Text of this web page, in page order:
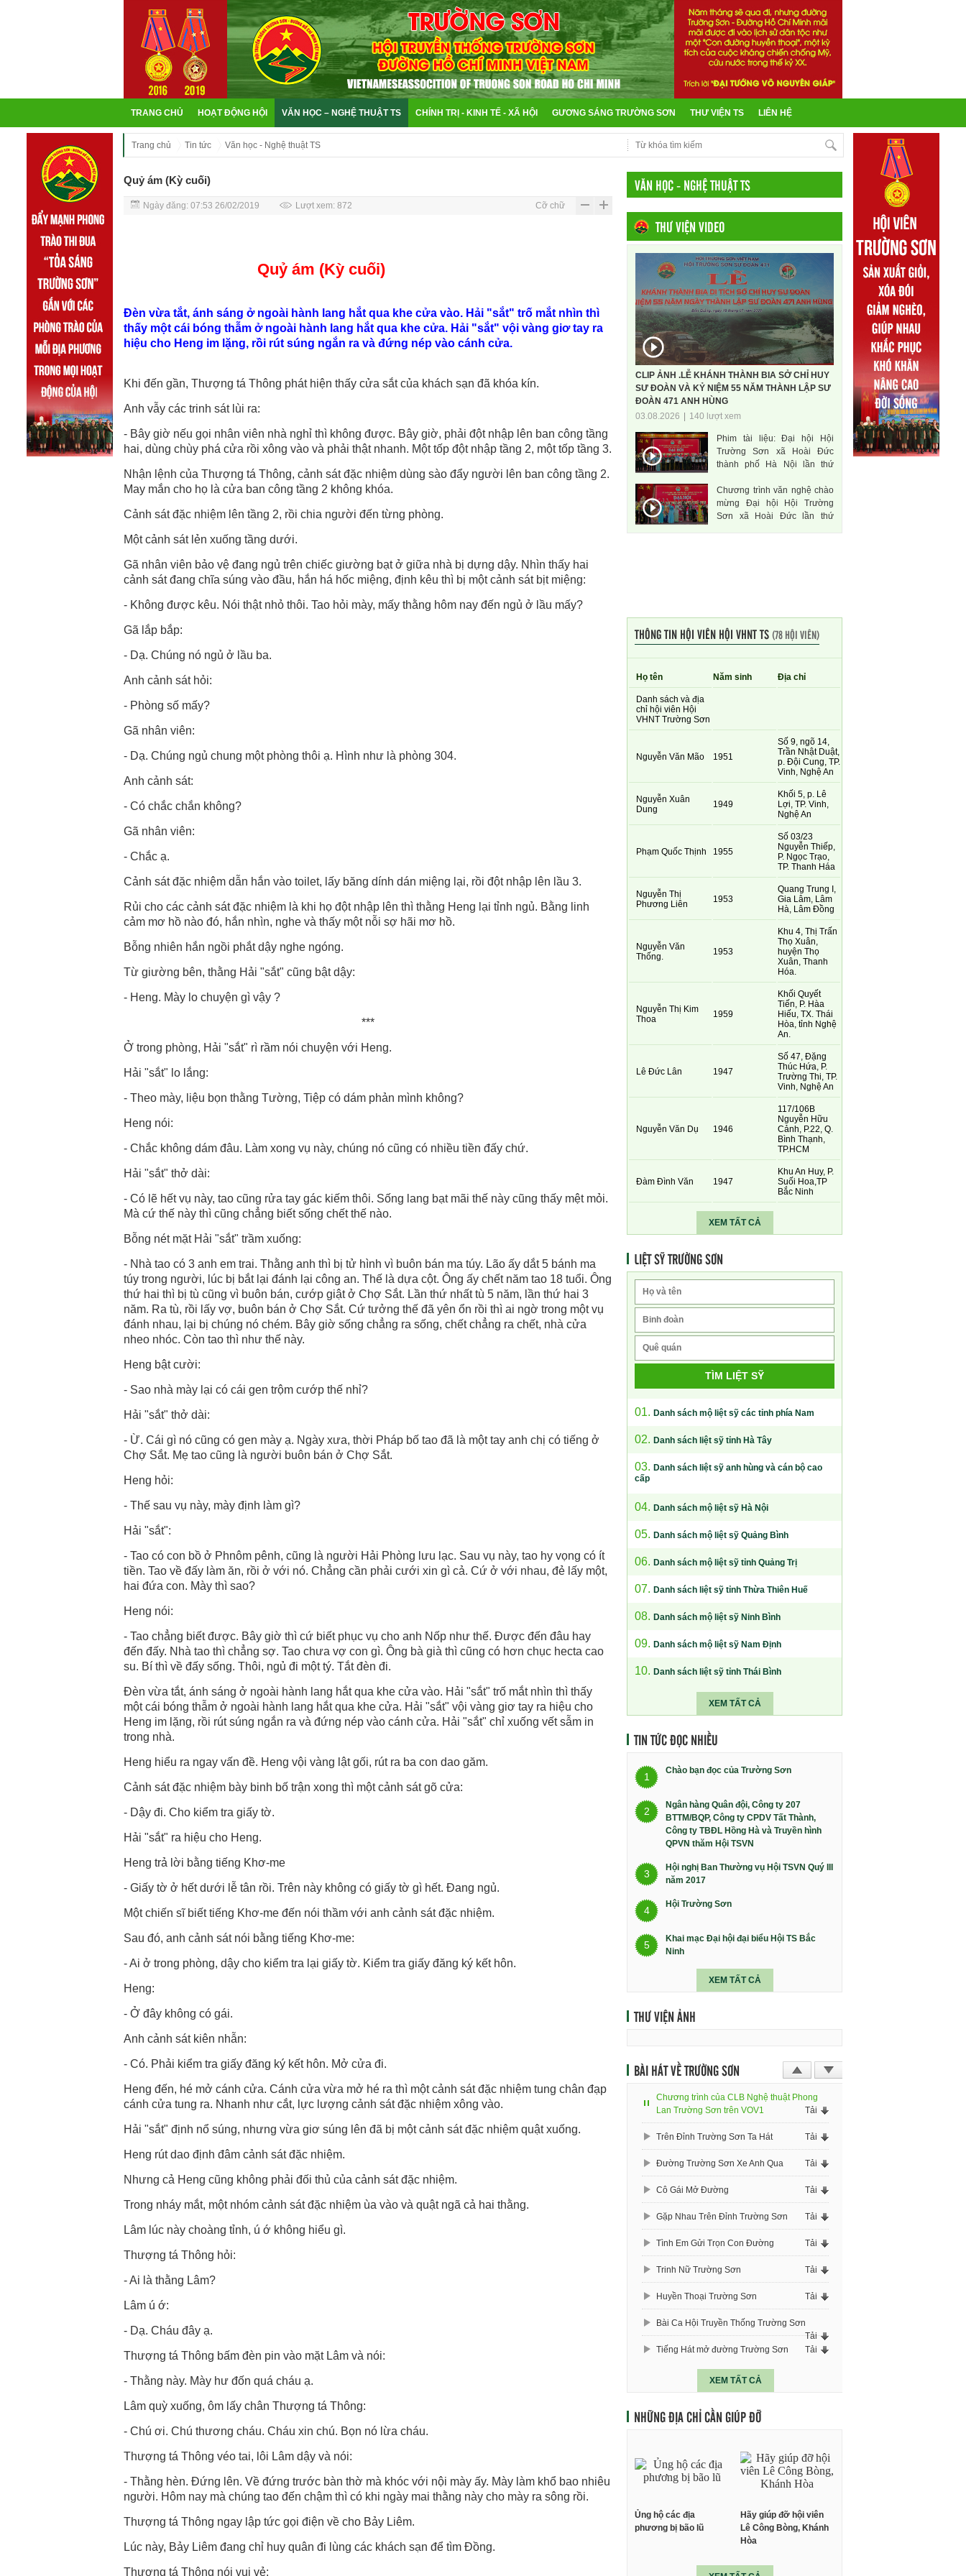
TRANG CHỦ HOẠT ĐỘNG HỘI VĂN HỌC – NGHỆ THUẬT TS CHÍNH TRỊ - KINH TẾ - XÃ HỘI GƯƠNG SÁNG TRƯỜNG SƠN THƯ VIỆN TS LIÊN HỆ
Trang chủ Tin tức Văn học - Nghệ thuật TS
Quỷ ám (Kỳ cuối)
Ngày đăng: 07:53 26/02/2019 Lượt xem: 872 Cỡ chữ
Quỷ ám (Kỳ cuối)
Đèn vừa tắt, ánh sáng ở ngoài hành lang hắt qua khe cửa vào. Hải "sắt" trố mắt nhìn thì
thấy một cái bóng thẫm ở ngoài hành lang hắt qua khe cửa. Hải "sắt" vội vàng giơ tay ra
hiệu cho Heng im lặng, rồi rút súng ngắn ra và đứng nép vào cánh cửa.
Khi đến gần, Thượng tá Thông phát hiện thấy cửa sắt của khách sạn đã khóa kín.
Anh vẫy các trinh sát lùi ra:
- Bây giờ nếu gọi nhân viên nhà nghỉ thì không được. Bây giờ, phải đột nhập lên ban công tầng
hai, dùng chùy phá cửa rồi xông vào và phải thật nhanh. Một tốp đột nhập tầng 2, một tốp tầng 3.
Nhận lệnh của Thượng tá Thông, cảnh sát đặc nhiệm dùng sào đẩy người lên ban công tầng 2.
May mắn cho họ là cửa ban công tầng 2 không khóa.
Cảnh sát đặc nhiệm lên tầng 2, rồi chia người đến từng phòng.
Một cảnh sát lẻn xuống tầng dưới.
Gã nhân viên bảo vệ đang ngủ trên chiếc giường bạt ở giữa nhà bị dựng dậy. Nhìn thấy hai
cảnh sát đang chĩa súng vào đầu, hắn há hốc miệng, định kêu thì bị một cảnh sát bịt miệng:
- Không được kêu. Nói thật nhỏ thôi. Tao hỏi mày, mấy thằng hôm nay đến ngủ ở lầu mấy?
Gã lắp bắp:
- Dạ. Chúng nó ngủ ở lầu ba.
Anh cảnh sát hỏi:
- Phòng số mấy?
Gã nhân viên:
- Dạ. Chúng ngủ chung một phòng thôi ạ. Hình như là phòng 304.
Anh cảnh sát:
- Có chắc chắn không?
Gã nhân viên:
- Chắc ạ.
Cảnh sát đặc nhiệm dẫn hắn vào toilet, lấy băng dính dán miệng lại, rồi đột nhập lên lầu 3.
Rủi cho các cảnh sát đặc nhiệm là khi họ đột nhập lên thì thằng Heng lại tỉnh ngủ. Bằng linh
cảm mơ hồ nào đó, hắn nhìn, nghe và thấy một nỗi sợ hãi mơ hồ.
Bỗng nhiên hắn ngồi phắt dậy nghe ngóng.
Từ giường bên, thằng Hải "sắt" cũng bật dậy:
- Heng. Mày lo chuyện gì vậy ?
***
Ở trong phòng, Hải "sắt" rì rầm nói chuyện với Heng.
Hải "sắt" lo lắng:
- Theo mày, liệu bọn thằng Tường, Tiệp có dám phản mình không?
Heng nói:
- Chắc không dám đâu. Làm xong vụ này, chúng nó cũng có nhiều tiền đấy chứ.
Hải "sắt" thở dài:
- Có lẽ hết vụ này, tao cũng rửa tay gác kiếm thôi. Sống lang bạt mãi thế này cũng thấy mệt mỏi.
Mà cứ thế này thì cũng chẳng biết sống chết thế nào.
Bỗng nét mặt Hải "sắt" trầm xuống:
- Nhà tao có 3 anh em trai. Thằng anh thì bị tử hình vì buôn bán ma túy. Lão ấy dắt 5 bánh ma
túy trong người, lúc bị bắt lại đánh lại công an. Thế là dựa cột. Ông ấy chết năm tao 18 tuổi. Ông
thứ hai thì bị tù cũng vì buôn bán, cướp giật ở Chợ Sắt. Lần thứ nhất tù 5 năm, lần thứ hai 3
năm. Ra tù, rồi lấy vợ, buôn bán ở Chợ Sắt. Cứ tưởng thế đã yên ổn rồi thì ai ngờ trong một vụ
đánh nhau, lại bị chúng nó chém. Bây giờ sống chẳng ra sống, chết chẳng ra chết, nhà cửa
nheo nhóc. Còn tao thì như thế này.
Heng bật cười:
- Sao nhà mày lại có cái gen trộm cướp thế nhỉ?
Hải "sắt" thở dài:
- Ừ. Cái gì nó cũng có gen mày ạ. Ngày xưa, thời Pháp bố tao đã là một tay anh chị có tiếng ở
Chợ Sắt. Mẹ tao cũng là người buôn bán ở Chợ Sắt.
Heng hỏi:
- Thế sau vụ này, mày định làm gì?
Hải "sắt":
- Tao có con bồ ở Phnôm pênh, cũng là người Hải Phòng lưu lạc. Sau vụ này, tao hy vọng có ít
tiền. Tao về đấy làm ăn, rồi ở với nó. Chẳng cần phải cưới xin gì cả. Cứ ở với nhau, đẻ lấy một,
hai đứa con. Mày thì sao?
Heng nói:
- Tao chẳng biết được. Bây giờ thì cứ biết phục vụ cho anh Nốp như thế. Được đến đâu hay
đến đấy. Nhà tao thì chẳng sợ. Tao chưa vợ con gì. Ông bà già thì cũng có hơn chục hecta cao
su. Bí thì về đấy sống. Thôi, ngủ đi một tý. Tắt đèn đi.
Đèn vừa tắt, ánh sáng ở ngoài hành lang hắt qua khe cửa vào. Hải "sắt" trố mắt nhìn thì thấy
một cái bóng thẫm ở ngoài hành lang hắt qua khe cửa. Hải "sắt" vội vàng giơ tay ra hiệu cho
Heng im lặng, rồi rút súng ngắn ra và đứng nép vào cánh cửa. Hải "sắt" chỉ xuống vết sẫm in
trong nhà.
Heng hiểu ra ngay vấn đề. Heng vội vàng lật gối, rút ra ba con dao găm.
Cảnh sát đặc nhiệm bày binh bố trận xong thì một cảnh sát gõ cửa:
- Dậy đi. Cho kiểm tra giấy tờ.
Hải "sắt" ra hiệu cho Heng.
Heng trả lời bằng tiếng Khơ-me
- Giấy tờ ở hết dưới lễ tân rồi. Trên này không có giấy tờ gì hết. Đang ngủ.
Một chiến sĩ biết tiếng Khơ-me đến nói thầm với anh cảnh sát đặc nhiệm.
Sau đó, anh cảnh sát nói bằng tiếng Khơ-me:
- Ai ở trong phòng, dậy cho kiểm tra lại giấy tờ. Kiểm tra giấy đăng ký kết hôn.
Heng:
- Ở đây không có gái.
Anh cảnh sát kiên nhẫn:
- Có. Phải kiểm tra giấy đăng ký kết hôn. Mở cửa đi.
Heng đến, hé mở cánh cửa. Cánh cửa vừa mở hé ra thì một cảnh sát đặc nhiệm tung chân đạp
cánh cửa tung ra. Nhanh như cắt, lực lượng cảnh sát đặc nhiệm xông vào.
Hải "sắt" định nổ súng, nhưng vừa giơ súng lên đã bị một cảnh sát đặc nhiệm quật xuống.
Heng rút dao định đâm cảnh sát đặc nhiệm.
Nhưng cả Heng cũng không phải đối thủ của cảnh sát đặc nhiệm.
Trong nháy mắt, một nhóm cảnh sát đặc nhiệm ùa vào và quật ngã cả hai thằng.
Lâm lúc này choàng tỉnh, ú ớ không hiểu gì.
Thượng tá Thông hỏi:
- Ai là thằng Lâm?
Lâm ú ớ:
- Dạ. Cháu đây ạ.
Thượng tá Thông bấm đèn pin vào mặt Lâm và nói:
- Thằng này. Mày hư đốn quá cháu ạ.
Lâm quỳ xuống, ôm lấy chân Thượng tá Thông:
- Chú ơi. Chú thương cháu. Cháu xin chú. Bọn nó lừa cháu.
Thượng tá Thông véo tai, lôi Lâm dậy và nói:
- Thằng hèn. Đứng lên. Về đứng trước bàn thờ mà khóc với nội mày ấy. Mày làm khổ bao nhiêu
người. Hôm nay mà chúng tao đến chậm thì có khi ngày mai thằng này cho mày ra sông rồi.
Thượng tá Thông ngay lập tức gọi điện về cho Bảy Liêm.
Lúc này, Bảy Liêm đang chỉ huy quân đi lùng các khách sạn để tìm Đồng.
Thượng tá Thông nói vui vẻ:
VĂN HỌC - NGHỆ THUẬT TS
THƯ VIỆN VIDEO
CLIP ẢNH .LỄ KHÁNH THÀNH BIA SỞ CHỈ HUY
SƯ ĐOÀN VÀ KỶ NIỆM 55 NĂM THÀNH LẬP SƯ
ĐOÀN 471 ANH HÙNG
03.08.2026
140 lượt xem
Phim tài liệu: Đại hội Hội
Trường Sơn xã Hoài Đức
thành phố Hà Nội lần thứ
Chương trình văn nghệ chào
mừng Đại hội Hội Trường
Sơn xã Hoài Đức lần thứ
THÔNG TIN HỘI VIÊN HỘI VHNT TS(78 HỘI VIÊN)
Họ tên Năm sinh Địa chỉ
Danh sách và địa
chỉ hội viên Hội
VHNT Trường Sơn
Nguyễn Văn Mão 1951
Số 9, ngõ 14,
Trần Nhật Duật,
p. Đội Cung, TP.
Vinh, Nghệ An
Nguyễn Xuân
Dung
1949
Khối 5, p. Lê
Lợi, TP. Vinh,
Nghệ An
Phạm Quốc Thịnh 1955
Số 03/23
Nguyễn Thiếp,
P. Ngọc Trạo,
TP. Thanh Háa
Nguyễn Thị
Phương Liên
1953
Quang Trung I,
Gia Lâm, Lâm
Hà, Lâm Đồng
Nguyễn Văn
Thống.
1953
Khu 4, Thị Trấn
Thọ Xuân,
huyện Thọ
Xuân, Thanh
Hóa.
Nguyễn Thị Kim
Thoa
1959
Khối Quyết
Tiến, P. Hàa
Hiếu, TX. Thái
Hòa, tỉnh Nghệ
An.
Lê Đức Lân 1947
Số 47, Đặng
Thúc Hứa, P.
Trường Thi, TP.
Vinh, Nghệ An
Nguyễn Văn Dụ 1946
117/106B
Nguyễn Hữu
Cảnh, P.22, Q.
Bình Thạnh,
TP.HCM
Đàm Đình Văn 1947
Khu An Huy, P.
Suối Hoa,TP
Bắc Ninh
XEM TẤT CẢ
LIỆT SỸ TRƯỜNG SƠN
TÌM LIỆT SỸ
01. Danh sách mộ liệt sỹ các tỉnh phía Nam
02. Danh sách liệt sỹ tỉnh Hà Tây
03. Danh sách liệt sỹ anh hùng và cán bộ cao
cấp
04. Danh sách mộ liệt sỹ Hà Nội
05. Danh sách mộ liệt sỹ Quảng Bình
06. Danh sách mộ liệt sỹ tỉnh Quảng Trị
07. Danh sách liệt sỹ tỉnh Thừa Thiên Huế
08. Danh sách mộ liệt sỹ Ninh Bình
09. Danh sách mộ liệt sỹ Nam Định
10. Danh sách liệt sỹ tỉnh Thái Bình
XEM TẤT CẢ
TIN TỨC ĐỌC NHIỀU
1
Chào bạn đọc của Trường Sơn
2
Ngân hàng Quân đội, Công ty 207
BTTM/BQP, Công ty CPDV Tất Thành,
Công ty TBĐL Hồng Hà và Truyền hình
QPVN thăm Hội TSVN
3
Hội nghị Ban Thường vụ Hội TSVN Quý III
năm 2017
4
Hội Trường Sơn
5
Khai mạc Đại hội đại biểu Hội TS Bắc
Ninh
XEM TẤT CẢ
THƯ VIỆN ẢNH
BÀI HÁT VỀ TRƯỜNG SƠN
Chương trình của CLB Nghệ thuật Phong
Lan Trường Sơn trên VOV1
Tải
Trên Đỉnh Trường Sơn Ta Hát Tải
Đường Trường Sơn Xe Anh Qua Tải
Cô Gái Mở Đường Tải
Gặp Nhau Trên Đỉnh Trường Sơn Tải
Tình Em Gửi Trọn Con Đường Tải
Trinh Nữ Trường Sơn Tải
Huyền Thoại Trường Sơn Tải
Bài Ca Hội Truyền Thống Trường Sơn
Tải
Tiếng Hát mở đường Trường Sơn
Tải
XEM TẤT CẢ
NHỮNG ĐỊA CHỈ CẦN GIÚP ĐỠ
Ủng hộ các địa
phương bị bão lũ
Hãy giúp đỡ hội viên
Lê Công Bòng, Khánh
Hòa